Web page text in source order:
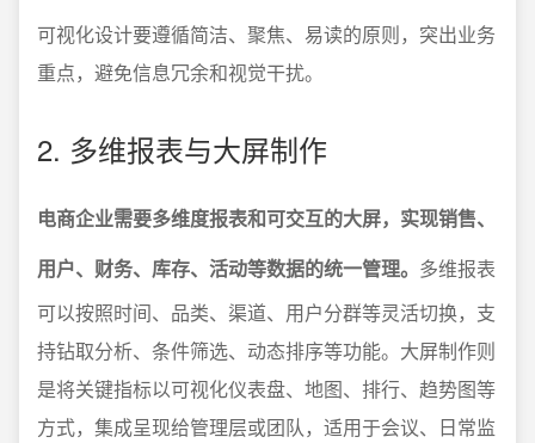
可视化设计要遵循简洁、聚焦、易读的原则，突出业务
重点，避免信息冗余和视觉干扰。
2. 多维报表与大屏制作
电商企业需要多维度报表和可交互的大屏，实现销售、
用户、财务、库存、活动等数据的统一管理。 多维报表
可以按照时间、品类、渠道、用户分群等灵活切换，支
持钻取分析、条件筛选、动态排序等功能。大屏制作则
是将关键指标以可视化仪表盘、地图、排行、趋势图等
方式，集成呈现给管理层或团队，适用于会议、日常监